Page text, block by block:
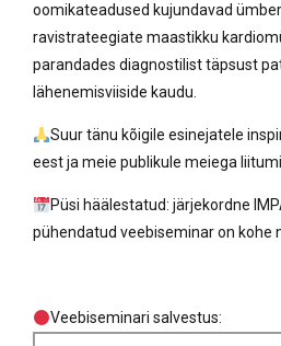
oomikateadused kujundavad
ravistrateegiate maastikku
parandades diagnostilist täpsust
lähenemisviiside kaudu.
Suur tänu kõigile esinejatele
eest ja meie publikule meiega
Püsi häälestatud: järjekordne
pühendatud veebiseminar on kohe
Veebiseminari salvestus: